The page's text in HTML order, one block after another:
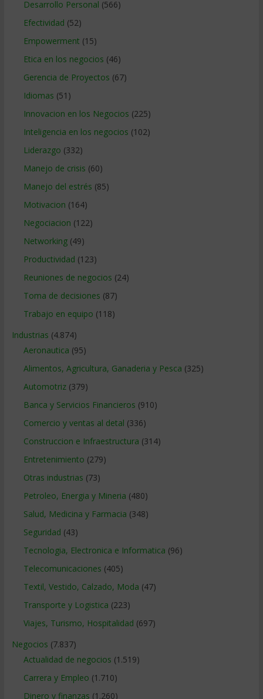
Desarrollo Personal (566)
Efectividad (52)
Empowerment (15)
Etica en los negocios (46)
Gerencia de Proyectos (67)
Idiomas (51)
Innovacion en los Negocios (225)
Inteligencia en los negocios (102)
Liderazgo (332)
Manejo de crisis (60)
Manejo del estrés (85)
Motivacion (164)
Negociacion (122)
Networking(49)
Productividad (123)
Reuniones de negocios (24)
Toma de decisiones (87)
Trabajo en equipo (118)
Industrias (4.874)
Aeronautica (95)
Alimentos, Agricultura, Ganaderia y Pesca (325)
Automotriz(379)
Banca y Servicios Financieros (910)
Comercio y ventas al detal (336)
Construccion e Infraestructura (314)
Entretenimiento (279)
Otras industrias (73)
Petroleo, Energia y Mineria (480)
Salud, Medicina y Farmacia (348)
Seguridad (43)
Tecnologia, Electronica e Informatica (96)
Telecomunicaciones (405)
Textil, Vestido, Calzado, Moda (47)
Transporte y Logistica (223)
Viajes, Turismo, Hospitalidad (697)
Negocios (7.837)
Actualidad de negocios (1.519)
Carrera y Empleo (1.710)
Dinero y finanzas (1.260)